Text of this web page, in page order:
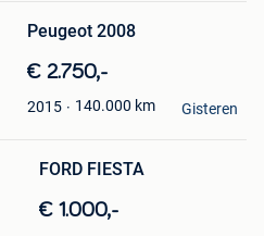
Peugeot 2008
€ 2.750,-
2015 140.000 km Gisteren
FORD FIESTA
€ 1.000,-